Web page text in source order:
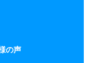
の声